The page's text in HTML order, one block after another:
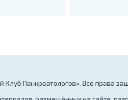
Клуб Панкреатологов». Все права